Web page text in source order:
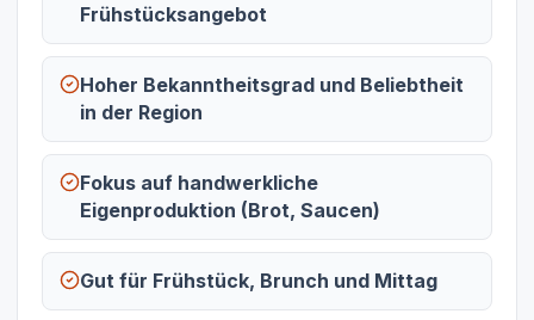
Frühstücksangebot
Hoher Bekanntheitsgrad und Beliebtheit
in der Region
Fokus auf handwerkliche
Eigenproduktion (Brot, Saucen)
Gut für Frühstück, Brunch und Mittag